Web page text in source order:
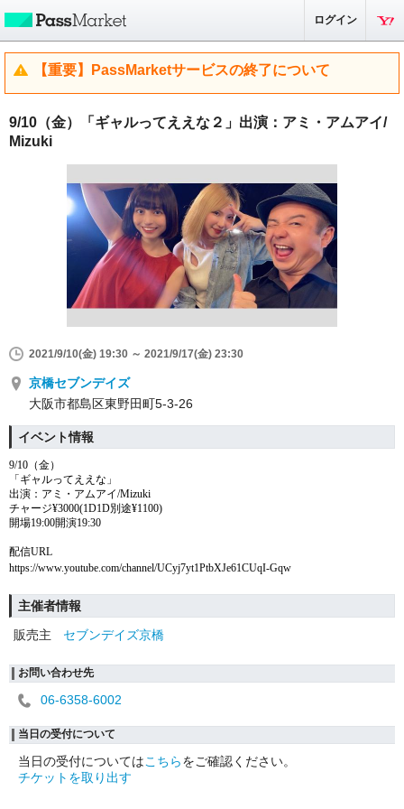
ログイン
【重要】PassMarketサービスの終了について
9/10（金）「ギャルってええな２」出演：アミ・アムアイ/
Mizuki
2021/9/10(金) 19:30 ～ 2021/9/17(金) 23:30
京橋セブンデイズ
大阪市都島区東野田町5-3-26
イベント情報
9/10（金）
「ギャルってええな」
出演：アミ・アムアイ/Mizuki
チャージ¥3000(1D1D別途¥1100)
開場19:00開演19:30
配信URL
https://www.youtube.com/channel/UCyj7yt1PtbXJe61CUqI-Gqw
主催者情報
販売主
セブンデイズ京橋
お問い合わせ先
06-6358-6002
当日の受付について
当日の受付についてはこちらをご確認ください。
チケットを取り出す